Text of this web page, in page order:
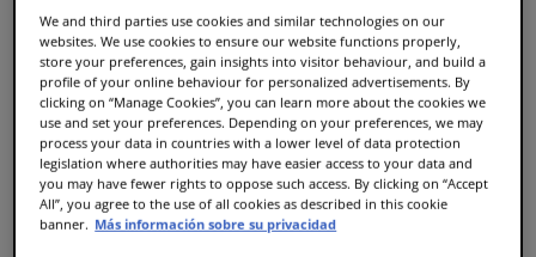
variedades
Si estás buscando cápsulas Marcilla Tassimo, la forma
más sencilla es comprarlas en la tienda on-line oficial
de Tassimo. Allí encontrarás toda la gama Marcilla,
incluyendo Café con Leche, Cortado, Espresso, Largo o
Descafeinado, siempre con disponibilidad continua y
envío directo a tu domicilio.
We and third parties use cookies and similar technologies on our
websites. We use cookies to ensure our website functions properly,
store your preferences, gain insights into visitor behaviour, and build a
profile of your online behaviour for personalized advertisements. By
clicking on “Manage Cookies”, you can learn more about the cookies we
use and set your preferences. Depending on your preferences, we may
process your data in countries with a lower level of data protection
legislation where authorities may have easier access to your data and
you may have fewer rights to oppose such access. By clicking on “Accept
All”, you agree to the use of all cookies as described in this cookie
banner. Más información sobre su privacidad